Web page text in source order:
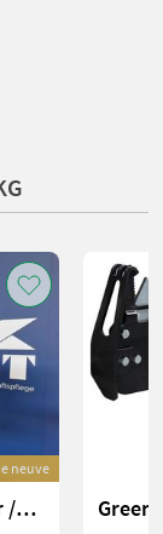
neuve
Greentec HXF 2802 TELE Geräteträger /Multiträger